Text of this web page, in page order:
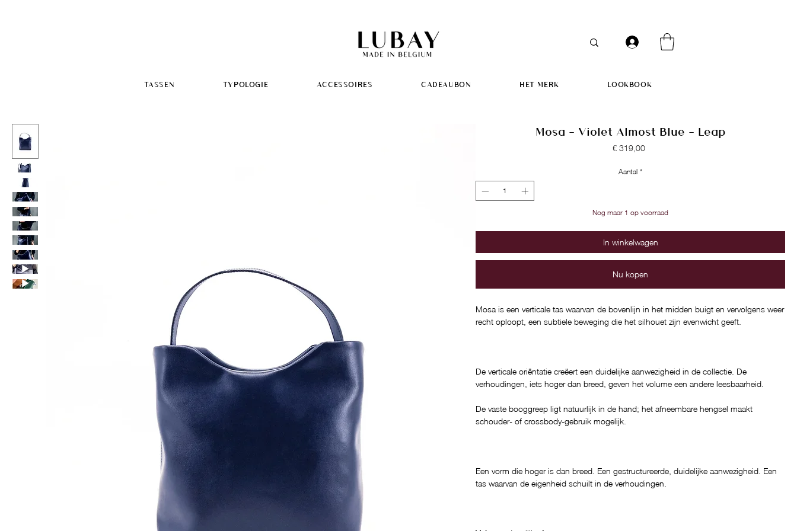
TASSEN TYPOLOGIE ACCESSOIRES CADEAUBON HET MERK LOOKBOOK
Mosa - Violet Almost Blue - Leap
€ 319,00Prijs
Aantal *
Nog maar 1 op voorraad
In winkelwagen
Nu kopen
Mosa is een verticale tas waarvan de bovenlijn in het midden buigt en vervolgens weer
recht oploopt, een subtiele beweging die het silhouet zijn evenwicht geeft.
De verticale oriëntatie creëert een duidelijke aanwezigheid in de collectie. De
verhoudingen, iets hoger dan breed, geven het volume een andere leesbaarheid.
De vaste booggreep ligt natuurlijk in de hand; het afneembare hengsel maakt
schouder- of crossbody-gebruik mogelijk.
Een vorm die hoger is dan breed. Een gestructureerde, duidelijke aanwezigheid. Een
tas waarvan de eigenheid schuilt in de verhoudingen.